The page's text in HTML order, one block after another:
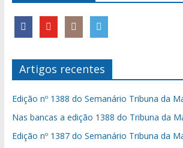
Artigos recentes
Edição nº 1388 do Semanário Tribuna da
Nas bancas a edição 1388 do Tribuna da
Edição nº 1387 do Semanário Tribuna da